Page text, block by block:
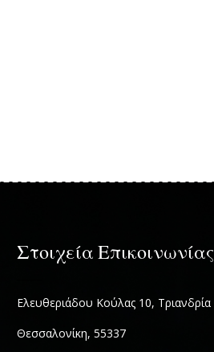
Στοιχεία Επικοινωνίας
Ελευθεριάδου Κούλας 10, Τριανδρία
Θεσσαλονίκη, 55337